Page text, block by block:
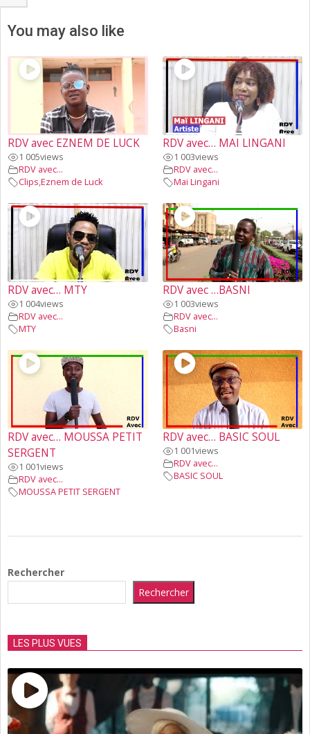
You may also like
RDV avec EZNEM DE LUCK
1 005views
RDV avec...
Clips,Eznem de Luck
RDV avec… MAI LINGANI
1 003views
RDV avec...
Mai Lingani
RDV avec… MTY
1 004views
RDV avec...
MTY
RDV avec …BASNI
1 003views
RDV avec...
Basni
RDV avec… MOUSSA PETIT
SERGENT
1 001views
RDV avec...
MOUSSA PETIT SERGENT
RDV avec… BASIC SOUL
1 001views
RDV avec...
BASIC SOUL
01
Rechercher
Rechercher
LES PLUS VUES